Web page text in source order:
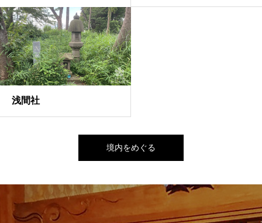
浅間社
境内をめぐる